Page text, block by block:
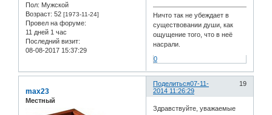
Пол: Мужской
Возраст: 52 [1973-11-24]
Провел на форуме:
11 дней 1 час
Последний визит:
08-08-2017 15:37:29
Ничто так не убеждает в
существовании души, как
ощущение того, что в неё
насрали.
0
Поделиться 19
07-11-
2014 11:26:29
max23
Местный
Здравствуйте, уважаемые